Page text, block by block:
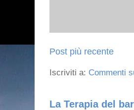
Post più recente
Iscriviti a: Commenti
La Terapia del